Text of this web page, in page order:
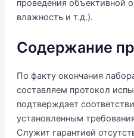
проведения объективной
влажность и т.д.).
Содержание
По факту окончания
составляем протокол
подтверждает
установленным
Служит гарантией